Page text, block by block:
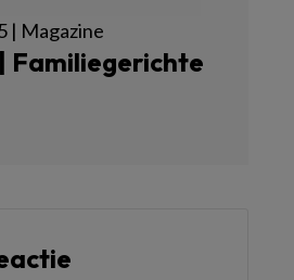
| Magazine
Familiegerichte